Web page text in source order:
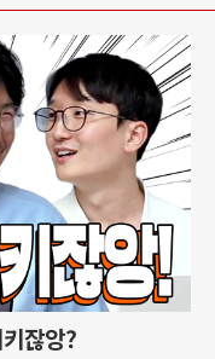
잖앙?